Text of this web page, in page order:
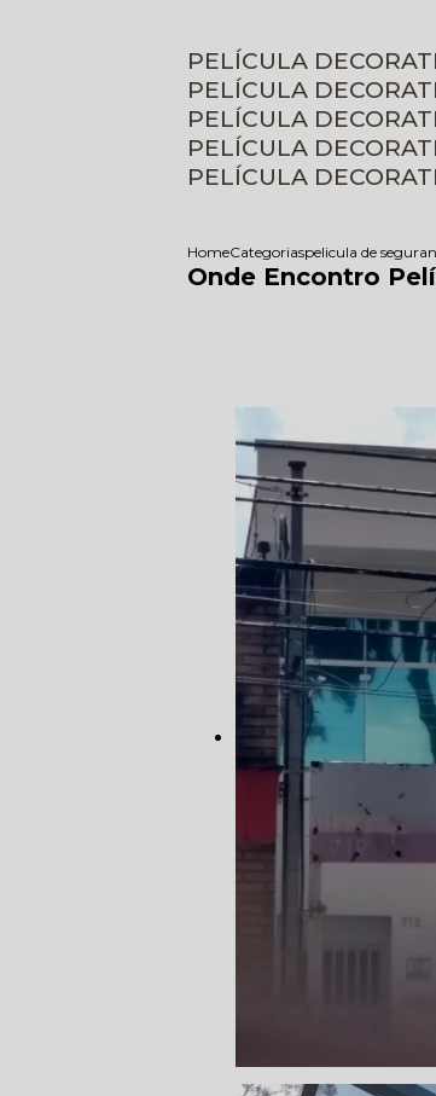
PELÍCULA
PELÍCULA
PELÍCULA
PELÍCULA
PELÍCULA
HomeCategoriaspelicula de
Onde Encontro